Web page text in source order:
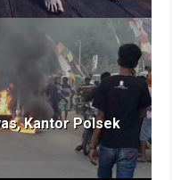
Kantor Polsek